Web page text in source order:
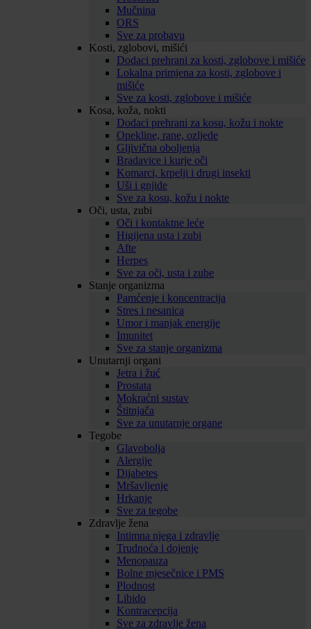
Mučnina
ORS
Sve za probavu
Kosti, zglobovi, mišići
Dodaci prehrani za kosti, zglobove i mišiće
Lokalna primjena za kosti, zglobove i
mišiće
Sve za kosti, zglobove i mišiće
Kosa, koža, nokti
Dodaci prehrani za kosu, kožu i nokte
Opekline, rane, ozljede
Gljivična oboljenja
Bradavice i kurje oči
Komarci, krpelji i drugi insekti
Uši i gnjide
Sve za kosu, kožu i nokte
Oči, usta, zubi
Oči i kontaktne leće
Higijena usta i zubi
Afte
Herpes
Sve za oči, usta i zube
Stanje organizma
Pamćenje i koncentracija
Stres i nesanica
Umor i manjak energije
Imunitet
Sve za stanje organizma
Unutarnji organi
Jetra i žuć
Prostata
Mokraćni sustav
Štitnjača
Sve za unutarnje organe
Tegobe
Glavobolja
Alergije
Dijabetes
Mršavljenje
Hrkanje
Sve za tegobe
Zdravlje žena
Intimna njega i zdravlje
Trudnoća i dojenje
Menopauza
Bolne mjesečnice i PMS
Plodnost
Libido
Kontracepcija
Sve za zdravlje žena